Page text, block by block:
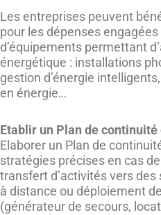
Les entreprises peuvent
pour les dépenses
d’équipements permettant
énergétique : installations
gestion d’énergie
en énergie…
Etablir un Plan de continuité
Elaborer un Plan de
stratégies précises en cas
transfert d’activités vers
à distance ou déploiement
(générateur de secours,